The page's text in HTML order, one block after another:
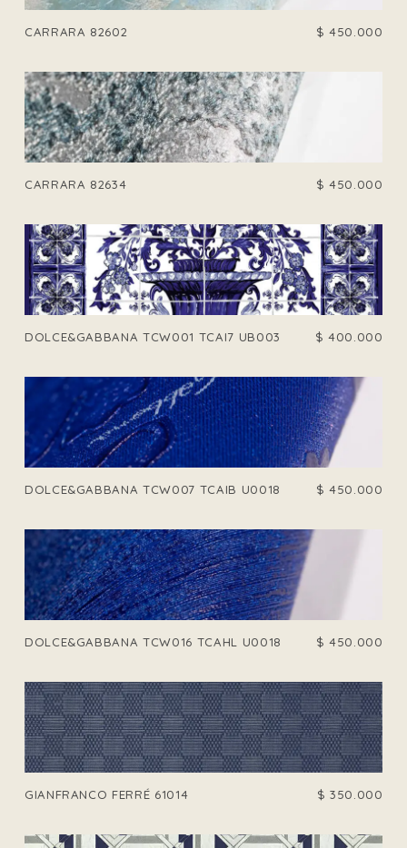
CARRARA 82602 $ 450.000
CARRARA 82634 $ 450.000
DOLCE&GABBANA TCW001 TCAI7 UB003 $ 400.000
DOLCE&GABBANA TCW007 TCAIB U0018 $ 450.000
DOLCE&GABBANA TCW016 TCAHL U0018 $ 450.000
GIANFRANCO FERRÉ 61014 $ 350.000